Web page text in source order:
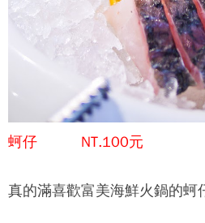
蚵仔 NT.100元
真的滿喜歡富美海鮮火鍋的蚵